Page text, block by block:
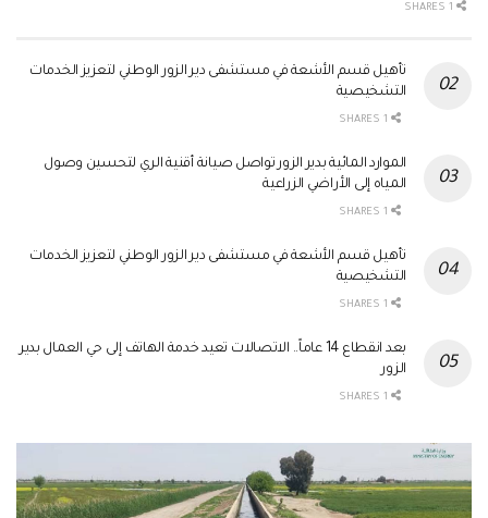
تأهيل قسم الأشعة في مستشفى دير الزور الوطني لتعزيز الخدمات
التشخيصية
الموارد المائية بدير الزور تواصل صيانة أقنية الري لتحسين وصول
المياه إلى الأراضي الزراعية
تأهيل قسم الأشعة في مستشفى دير الزور الوطني لتعزيز الخدمات
التشخيصية
بعد انقطاع 14 عاماً.. الاتصالات تعيد خدمة الهاتف إلى حي العمال بدير
الزور